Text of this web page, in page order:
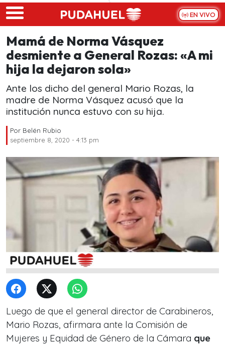
Skip to main content
EN VIVO
Mamá de Norma Vásquez
desmiente a General Rozas: «A mi
hija la dejaron sola»
Ante los dicho del general Mario Rozas, la
madre de Norma Vásquez acusó que la
institución nunca estuvo con su hija.
Por Belén Rubio
septiembre 8, 2020 - 4:13 pm
Luego de que el general director de Carabineros,
Mario Rozas, afirmara ante la Comisión de
Mujeres y Equidad de Género de la Cámara que